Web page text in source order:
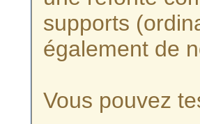
supports
également de
Vous pouvez